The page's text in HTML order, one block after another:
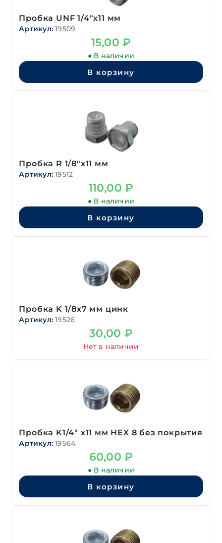
Пробка UNF 1/4″х11 мм
Артикул: 19509
15,00 ₽
● В наличии
В корзину
Пробка R 1/8″х11 мм
Артикул: 19512
110,00₽
● В наличии
В корзину
Пробка K 1/8х7 мм цинк
Артикул: 19526
30,00 ₽
Нет в наличии
Пробка K1/4″ х11 мм HEX 8 без покрытия
Артикул: 19564
60,00 ₽
● В наличии
В корзину